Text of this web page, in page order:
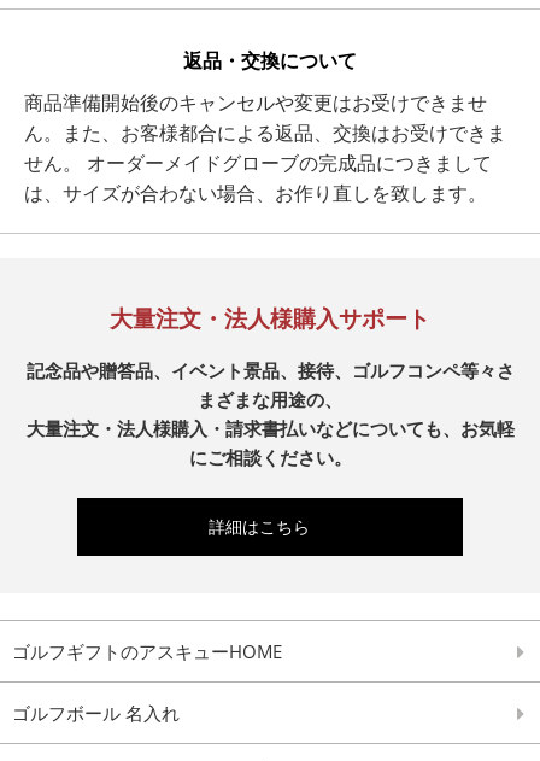
返品・交換について
商品準備開始後のキャンセルや変更はお受けできませ
ん。また、お客様都合による返品、交換はお受けできま
せん。 オーダーメイドグローブの完成品につきまして
は、サイズが合わない場合、お作り直しを致します。
大量注文・法人様購入サポート
記念品や贈答品、イベント景品、接待、ゴルフコンペ等々さ
まざまな用途の、
大量注文・法人様購入・請求書払いなどについても、お気軽
にご相談ください。
詳細はこちら
ゴルフギフトのアスキューHOME
ゴルフボール 名入れ